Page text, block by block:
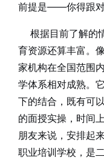
前提是——你得跟对
根据目前了解的
育资源还算丰富。
家机构在全国范围
学体系相对成熟。
下的结合，既有可
的面授实操，时间
朋友来说，安排起
职业培训学校，是